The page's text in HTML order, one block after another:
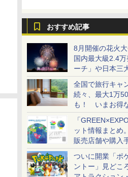
おすすめ記事
8月開催の花火大
国内最大級2.4
ーチ」や日本三
ど大型イベント
全国で旅行キャ
続々、最大1万
も！ いまお得
め
「
ット情報まとめ
販売店舗や購入
ケットも解説
ついに開業「ポ
ントー」見どこ